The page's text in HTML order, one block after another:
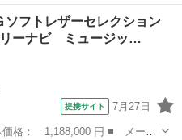
ー ■ グレード名： ハイブ
ビ ＤＶＤ再生 ミュージック
ソフトレザーセレクション
ーナビ ミュージッ…
提携サイト 7月27日